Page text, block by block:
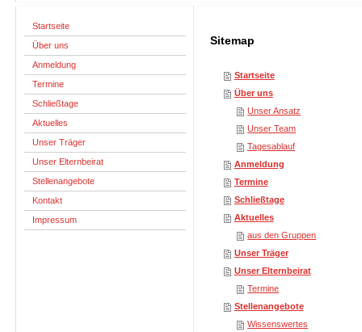
Startseite
Über uns
Anmeldung
Termine
Schließtage
Aktuelles
Unser Träger
Unser Elternbeirat
Stellenangebote
Kontakt
Impressum
Sitemap
Startseite
Über uns
Unser Ansatz
Unser Team
Tagesablauf
Anmeldung
Termine
Schließtage
Aktuelles
aus den Gruppen
Unser Träger
Unser Elternbeirat
Termine
Stellenangebote
Wissenswertes